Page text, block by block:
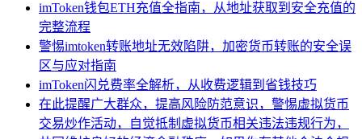
imToken钱包ETH充值全指南，从地址获取到安全充值的
完整流程
警惕imtoken转账地址无效陷阱，加密货币转账的安全误
区与应对指南
imToken闪兑费率全解析，从收费逻辑到省钱技巧
在此提醒广大群众，提高风险防范意识，警惕虚拟货币
交易炒作活动，自觉抵制虚拟货币相关违法违规行为，